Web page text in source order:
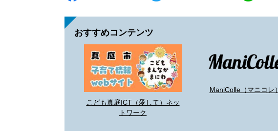
おすすめコンテンツ
こども真庭ICT（愛して）ネッ
トワーク
ManiColle（マニコレ）